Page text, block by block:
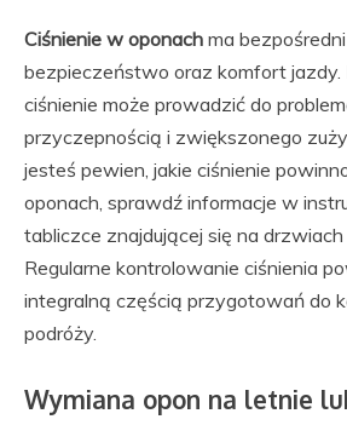
Ciśnienie w oponach ma
bezpieczeństwo oraz komfort jazdy.
ciśnienie może prowadzić do
przyczepnością i zwiększonego
jesteś pewien, jakie ciśnienie
oponach, sprawdź informacje w
tabliczce znajdującej się na drzwiach
Regularne kontrolowanie ciśnienia
integralną częścią przygotowań do
podróży.
Wymiana opon na letnie